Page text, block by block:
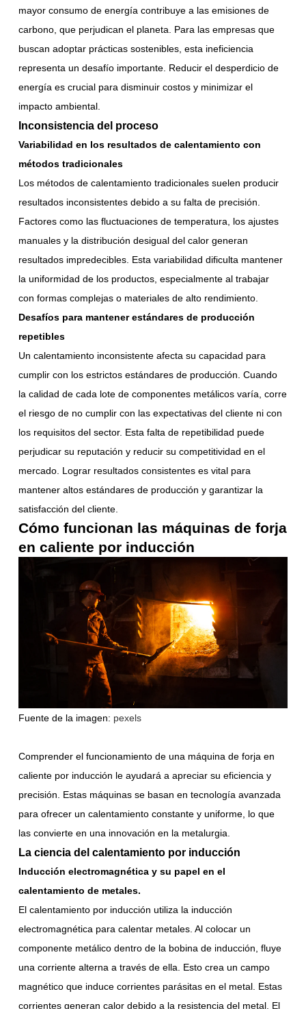
mayor consumo de energía contribuye a las emisiones de
carbono, que perjudican el planeta. Para las empresas que
buscan adoptar prácticas sostenibles, esta ineficiencia
representa un desafío importante. Reducir el desperdicio de
energía es crucial para disminuir costos y minimizar el
impacto ambiental.
Inconsistencia del proceso
Variabilidad en los resultados de calentamiento con
métodos tradicionales
Los métodos de calentamiento tradicionales suelen producir
resultados inconsistentes debido a su falta de precisión.
Factores como las fluctuaciones de temperatura, los ajustes
manuales y la distribución desigual del calor generan
resultados impredecibles. Esta variabilidad dificulta mantener
la uniformidad de los productos, especialmente al trabajar
con formas complejas o materiales de alto rendimiento.
Desafíos para mantener estándares de producción
repetibles
Un calentamiento inconsistente afecta su capacidad para
cumplir con los estrictos estándares de producción. Cuando
la calidad de cada lote de componentes metálicos varía, corre
el riesgo de no cumplir con las expectativas del cliente ni con
los requisitos del sector. Esta falta de repetibilidad puede
perjudicar su reputación y reducir su competitividad en el
mercado. Lograr resultados consistentes es vital para
mantener altos estándares de producción y garantizar la
satisfacción del cliente.
Cómo funcionan las máquinas de forja
en caliente por inducción
Fuente de la imagen: pexels
Comprender el funcionamiento de una máquina de forja en
caliente por inducción le ayudará a apreciar su eficiencia y
precisión. Estas máquinas se basan en tecnología avanzada
para ofrecer un calentamiento constante y uniforme, lo que
las convierte en una innovación en la metalurgia.
La ciencia del calentamiento por inducción
Inducción electromagnética y su papel en el
calentamiento de metales.
El calentamiento por inducción utiliza la inducción
electromagnética para calentar metales. Al colocar un
componente metálico dentro de la bobina de inducción, fluye
una corriente alterna a través de ella. Esto crea un campo
magnético que induce corrientes parásitas en el metal. Estas
corrientes generan calor debido a la resistencia del metal. El